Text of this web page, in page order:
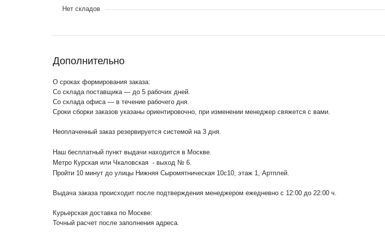
Нет складов
Дополнительно
О сроках формирования заказа:
Со склада поставщика — до 5 рабочих дней.
Со склада офиса — в течение рабочего дня.
Сроки сборки заказов указаны ориентировочно, при изменении менеджер свяжется с вами.
Неоплаченный заказ резервируется системой на 3 дня.
Наш бесплатный пункт выдачи находится в Москве.
Метро Курская или Чкаловская - выход № 6.
Пройти 10 минут до улицы Нижняя Сыромятническая 10с10 , этаж 1, Артплей.
Выдача заказа происходит после подтверждения менеджером ежедневно с 12:00 до 22:00 ч.
Курьерская доставка по Москве:
Точный расчет после заполнения адреса.